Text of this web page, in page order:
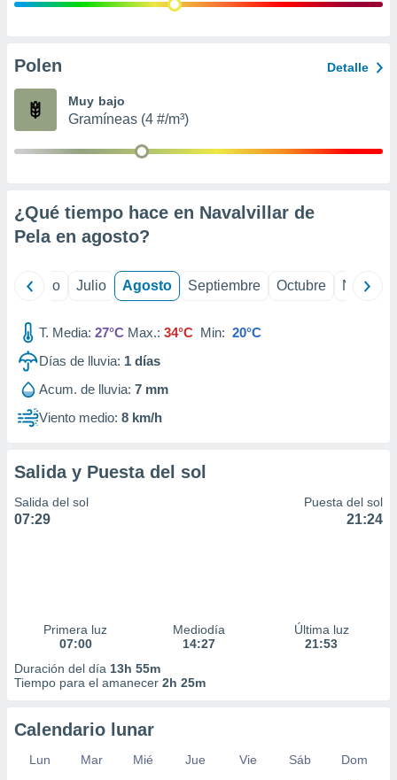
publicidad
de
Polen Detalle
Muy bajo
Gramíneas (4 #/m³)
¿Qué tiempo hace en Navalvillar de
Pela en agosto?
Junio Julio Agosto Septiembre Octubre
T. Media: 27°C Max.: 34°C Min: 20°C
Días de lluvia: 1 días
Acum. de lluvia: 7 mm
Viento medio: 8 km/h
Salida y Puesta del sol
Salida del sol
07:29
Puesta del sol
21:24
Primera luz
07:00
Mediodía
14:27
Última luz
21:53
Duración del día 13h 55m
Tiempo para el amanecer 2h 25m
Calendario lunar
Lun Mar Mié Jue Vie Sáb
Dom